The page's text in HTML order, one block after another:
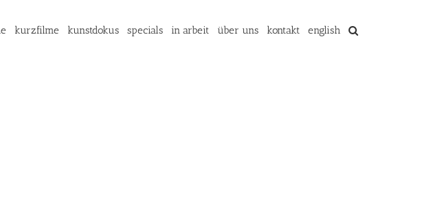
kurzfilme kunstdokus specials in arbeit über uns kontakt english